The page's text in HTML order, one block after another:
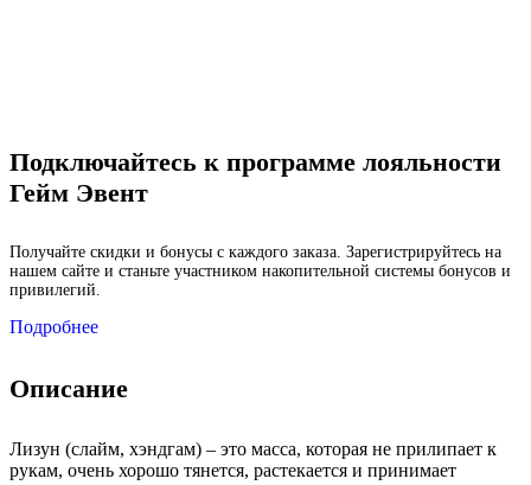
Подключайтесь к программе лояльности
Гейм Эвент
Получайте скидки и бонусы с каждого заказа. Зарегистрируйтесь на
нашем сайте и станьте участником накопительной системы бонусов и
привилегий.
Подробнее
Описание
Лизун (слайм, хэндгам) – это масса, которая не прилипает к
рукам, очень хорошо тянется, растекается и принимает